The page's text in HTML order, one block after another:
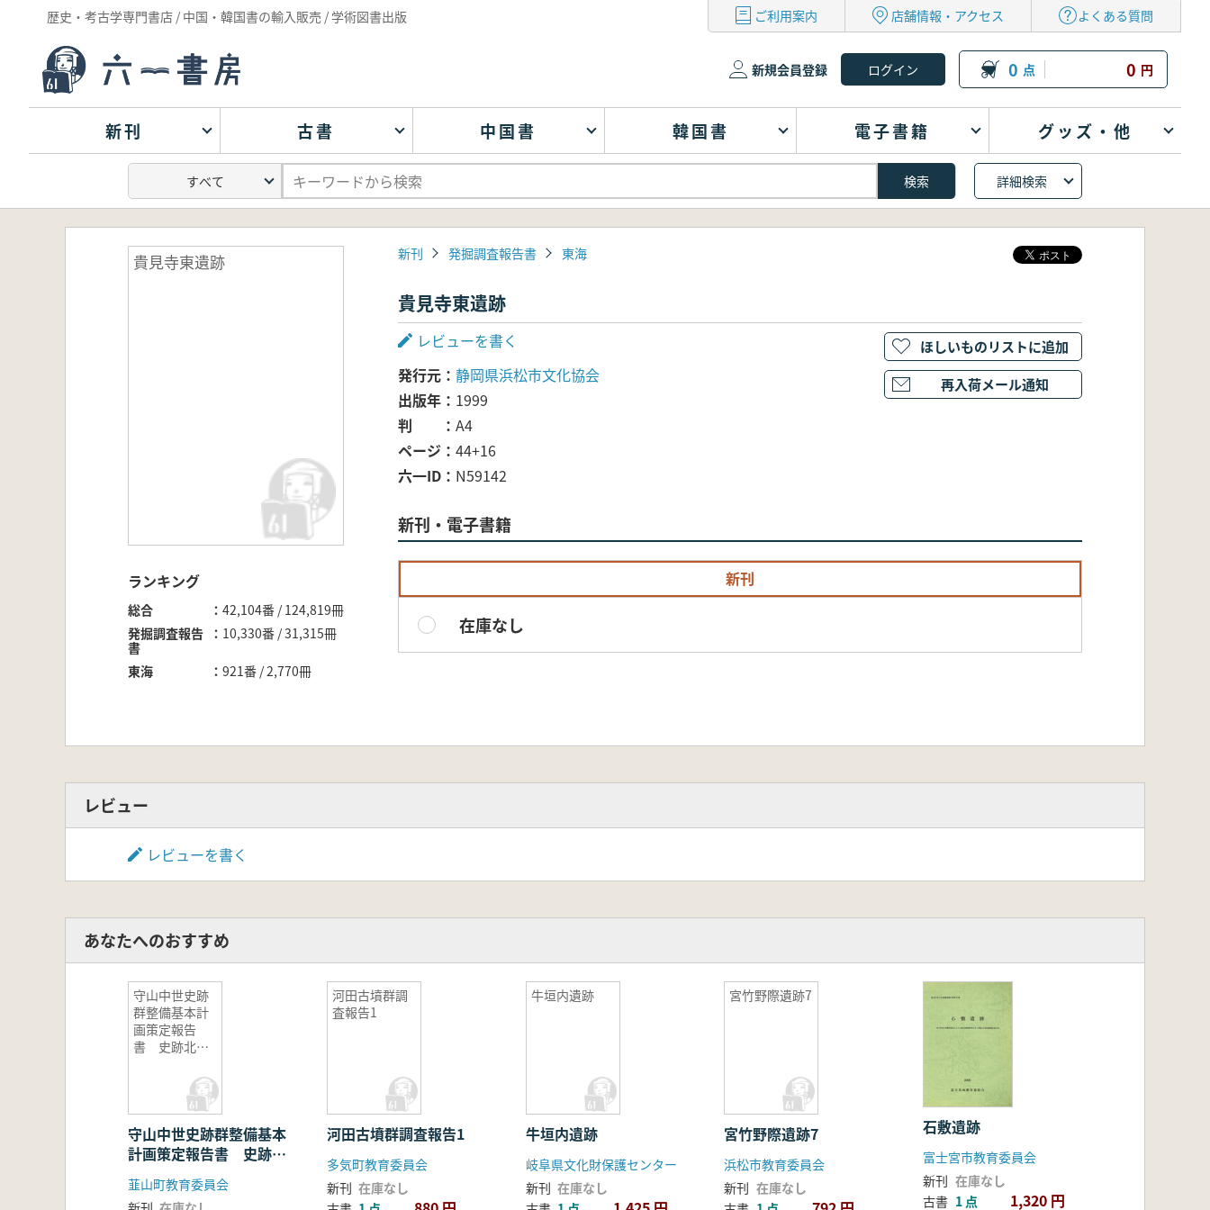
歴史・考古学専門書店 / 中国・韓国書の輸入販売 / 学術図書出版 ご利用案内 店舗情報・アクセス よくある質問
新規会員登録 0 点 0 円
新刊 古書 中国書 韓国書 電子書籍 グッズ・他
詳細検索
貴見寺東遺跡
ランキング
総合
42,104番 / 124,819冊
発掘調査報告
書
10,330番 / 31,315冊
東海 921番 / 2,770冊
新刊 発掘調査報告書 東海
貴見寺東遺跡
レビューを書く
発行元
静岡県浜松市文化協会
出版年
1999
判
A4
ページ
44+16
六一ID
N59142
新刊・電子書籍
新刊
在庫なし
ほしいものリストに追加
再入荷メール通知
レビュー
レビューを書く
あなたへのおすすめ
守山中世史跡
群整備基本計
画策定報告
書 史跡北条
伝堀越御所
跡 史跡願成
就院跡
守山中世史跡群整備基本
計画策定報告書 史跡北
条氏邸跡 史跡伝堀越御
所跡 史跡願成就院跡
韮山町教育委員会
河田古墳群調
査報告1
河田古墳群調査報告1
多気町教育委員会
新刊 在庫なし
牛垣内遺跡
牛垣内遺跡
岐阜県文化財保護センター
新刊 在庫なし
宮竹野際遺跡7
宮竹野際遺跡7
浜松市教育委員会
新刊 在庫なし
石敷遺跡
富士宮市教育委員会
新刊 在庫なし
古書 1 点 1,320 円